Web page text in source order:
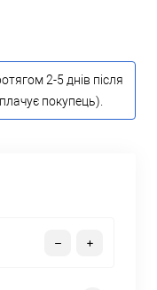
2-5 днів після
покупець).